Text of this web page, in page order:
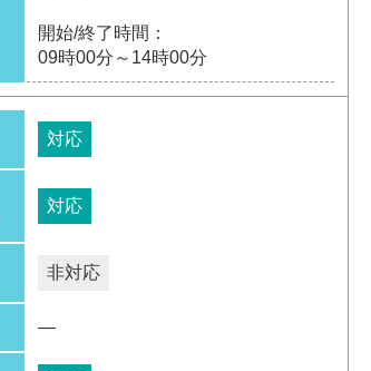
開始/終了時間：
09時00分～14時00分
対応
対応
非対応
―